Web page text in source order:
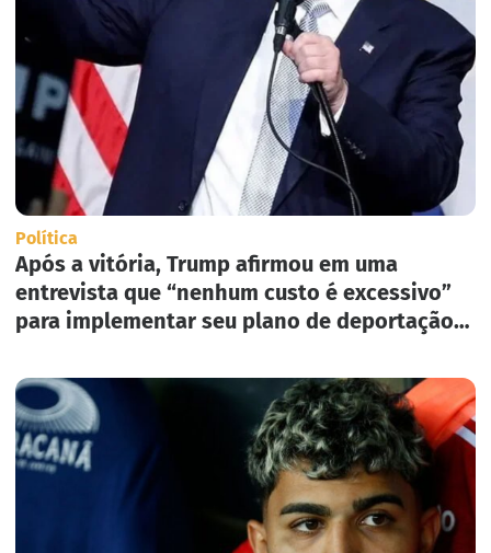
Política
Após a vitória, Trump afirmou em uma
entrevista que “nenhum custo é excessivo”
para implementar seu plano de deportação